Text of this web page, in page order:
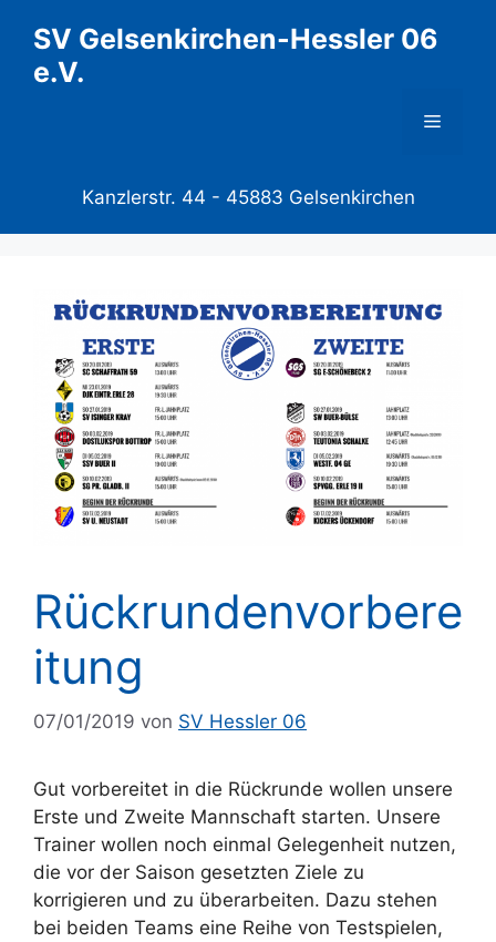
Inhalt
springen
SV Gelsenkirchen-Hessler 06
e.V.
Menü
Kanzlerstr. 44 - 45883 Gelsenkirchen
Rückrundenvorbere
itung
07/01/2019 von SV Hessler 06
Gut vorbereitet in die Rückrunde wollen unsere
Erste und Zweite Mannschaft starten. Unsere
Trainer wollen noch einmal Gelegenheit nutzen,
die vor der Saison gesetzten Ziele zu
korrigieren und zu überarbeiten. Dazu stehen
bei beiden Teams eine Reihe von Testspielen,